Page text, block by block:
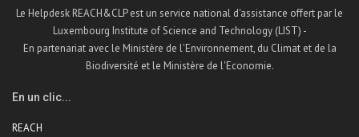
Le Helpdesk REACH&CLP est un service national d'assistance offert par le
Luxembourg Institute of Science and Technology (LIST) -
En partenariat avec le Ministère de l'Environnement, du Climat et de la
Biodiversité et le Ministère de l'Economie.
En un clic...
REACH